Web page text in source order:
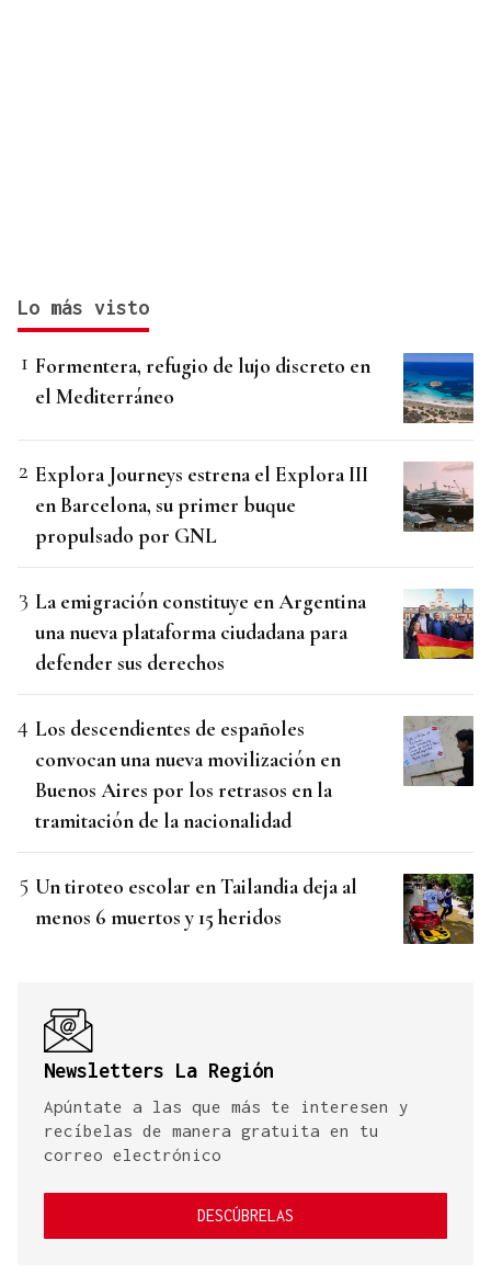
Lo más visto
Formentera, refugio de lujo discreto en
el Mediterráneo
Explora Journeys estrena el Explora III
en Barcelona, su primer buque
propulsado por GNL
La emigración constituye en Argentina
una nueva plataforma ciudadana para
defender sus derechos
Los descendientes de españoles
convocan una nueva movilización en
Buenos Aires por los retrasos en la
tramitación de la nacionalidad
Un tiroteo escolar en Tailandia deja al
menos 6 muertos y 15 heridos
Newsletters La Región
Apúntate a las que más te interesen y
recíbelas de manera gratuita en tu
correo electrónico
DESCÚBRELAS